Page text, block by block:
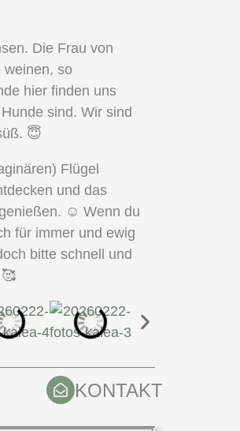
Die Frau von
weinen, so
hier finden uns
sind. Wir sind
😇
Flügel
und das
☺️ Wenn du
für immer und ewig
bitte schnell und
KONTAKT